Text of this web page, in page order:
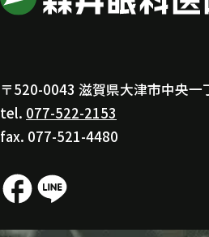
〒520-0043 滋賀県大津市中央一
tel. 077-522-2153
fax. 077-521-4480